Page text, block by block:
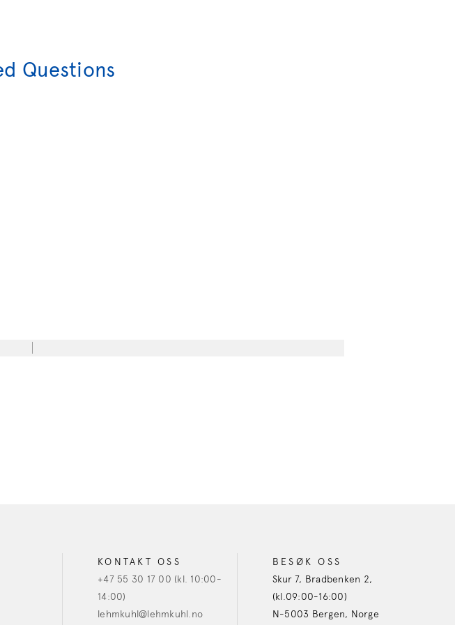
Questions
KONTAKT OSS
+47 55 30 17 00 (kl. 10:00-
14:00)
lehmkuhl@lehmkuhl.no
BESØK OSS
Skur 7, Bradbenken 2,
(kl.09:00-16:00)
N-5003 Bergen, Norge